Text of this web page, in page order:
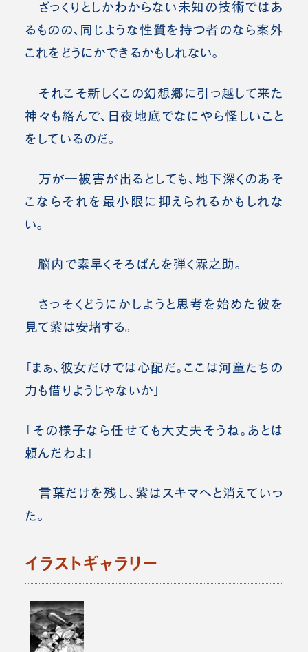
ざっくりとしかわからない未知の技術ではあ
るものの、同じような性質を持つ者のなら案外
これをどうにかできるかもしれない。
それこそ新しくこの幻想郷に引っ越して来た
神々も絡んで、日夜地底でなにやら怪しいこと
をしているのだ。
万が一被害が出るとしても、地下深くのあそ
こならそれを最小限に抑えられるかもしれな
い。
脳内で素早くそろばんを弾く霖之助。
さっそくどうにかしようと思考を始めた彼を
見て紫は安堵する。
「まぁ、彼女だけでは心配だ。ここは河童たちの
力も借りようじゃないか」
「その様子なら任せても大丈夫そうね。あとは
頼んだわよ」
言葉だけを残し、紫はスキマへと消えていっ
た。
イラストギャラリー